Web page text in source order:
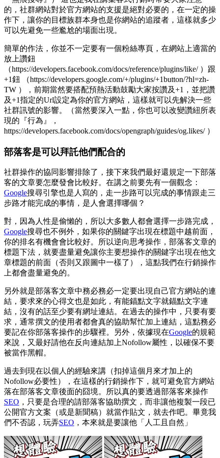
的，社群網站對於官方網站的支援是絕對必要的，在一定的操
作下，讓你的目標族群本身也是你網站的追蹤者，這樣就多少
可以先避免一些尷尬的場面出現。
簡單的作法，你並不一定要有一個粉絲專頁，在網站上適當的
放上讚鈕
（https://developers.facebook.com/docs/reference/plugins/like/ ）跟
+1鈕 （https://developers.google.com/+/plugins/+1button/?hl=zh-
TW ），前期當然要搭配預熱活動鼓勵大家按讚及+1，並把讚
及+1指定的Url設定為你的官方網站，這樣就可以先解決一些
社群訊號的影響。（當然要深入一點，你也可以改變讚紐所表
現的『行為』，
https://developers.facebook.com/docs/opengraph/guides/og.likes/ ）
部落客是可以拜託他們配合的
社群操作的協同影響排除了，接下來我們最好還規定一下部落
客的文章要怎麼發會比較好。在講之前要先有一個觀念：
Google搜尋引擎也是人寫的，走一步路可以完成的事情跟走三
步路才能完成的事情，是人會選擇哪個？
對，因為人性是偷懶的，所以大多數人都會選擇一步路完成，
Google搜尋也不例外，如果你的關鍵字出現在標題中越前面，
你的排名有機會會比較好。所以逆向思考操作，部落客文章的
標題下法，就要盡量避免讓你主要想操作的關鍵字出現在他文
章標題的前面（否則又跟圖中一樣了），這點我們在行銷操作
上都會盡量避免的。
另外就是部落客文章中務必務必一定要出現自己官方網站的連
結，要求來的心得文也是如此，有能錨點文字就錨點文字連
結，沒有的話至少要有網址連結。在過去的操作中，只要有要
求，通常撰文的使用者都會真的協助幫忙加上連結，這點務必
要記在你部落客操作的步驟裡。另外，依據現在Google的規範
來說，又最好請他在反向連結加上Nofollow屬性，以確保不要
被當作黑帽。
過去到現在以個人的經驗來講（扣掉這個月來才加上的
Nofollow必要性），在這樣的行銷操作下，就可避免官方網站
落在部落客文章後面的囧境。所以真的要透過部落客來操作
SEO ，只要是合理的請部落客協助撰文，而非讓他複製一段已
公開官方文案（或是新聞稿）就當作貼文，就去作吧。畢竟我
們不否認，玩弄SEO ，本來就是要讓他「人工且自然」